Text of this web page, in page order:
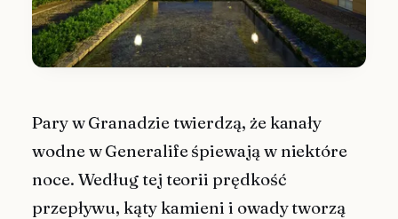
Pary w Granadzie twierdzą, że kanały
wodne w Generalife śpiewają w niektóre
noce. Według tej teorii prędkość
przepływu, kąty kamieni i owady tworzą